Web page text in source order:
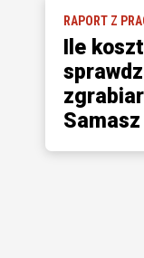
RAPORT Z
Ile